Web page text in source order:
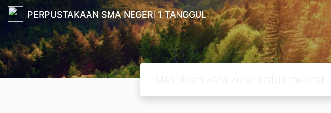
PERPUSTAKAAN SMA NEGERI 1 TANGGUL